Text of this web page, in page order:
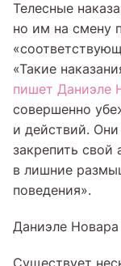
Телесные
но им на смену
«Такие
пишет Даниэле
совершенно
и действий.
закрепить свой
в лишние
поведения».
Даниэле Новара